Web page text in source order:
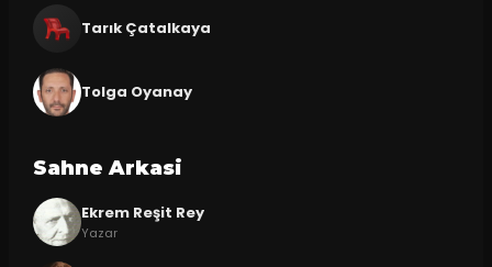
Tarık Çatalkaya
Tolga Oyanay
Sahne Arkasi
Ekrem Reşit Rey
Yazar